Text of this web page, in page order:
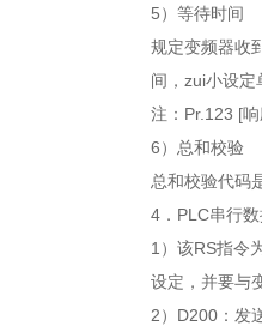
5）等待时间
规定变频器收
间，zui小设
注：Pr.123 [
6）总和校验
总和校验代码
4．PLC串行
1）该RS指令
设定，并要与
2）D200：发